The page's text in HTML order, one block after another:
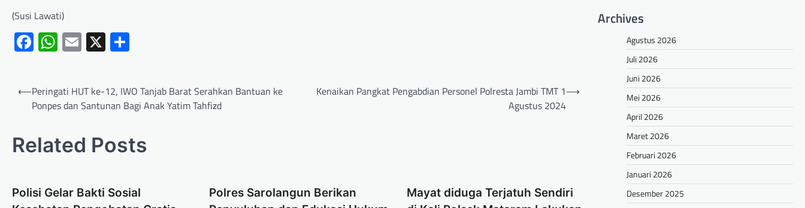
(Susi Lawati)
Facebook
WhatsApp
Email
X
⟵Peringati HUT ke-12, IWO Tanjab Barat Serahkan Bantuan ke
Ponpes dan Santunan Bagi Anak Yatim Tahfizd
Kenaikan Pangkat Pengabdian Personel Polresta Jambi TMT 1
Agustus 2024
⟶
Related Posts
Polisi Gelar Bakti Sosial
Polres Sarolangun Berikan
Mayat diduga Terjatuh Sendiri
Archives
Agustus 2026
Juli 2026
Juni 2026
Mei 2026
April 2026
Maret 2026
Februari 2026
Januari 2026
Desember 2025